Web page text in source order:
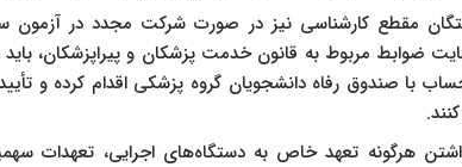
مقطع کارشناسی نیز در صورت شرکت مجدد در آزمون
ضوابط مربوط به قانون خدمت پزشکان و پیراپزشکان،
با صندوق رفاه دانشجویان گروه پزشکی اقدام کرده و